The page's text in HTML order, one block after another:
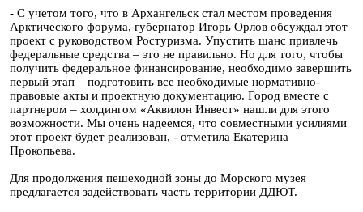
- С учетом того, что в Архангельск стал местом проведения
Арктического форума, губернатор Игорь Орлов обсуждал этот
проект с руководством Ростуризма. Упустить шанс привлечь
федеральные средства – это не правильно. Но для того, чтобы
получить федеральное финансирование, необходимо завершить
первый этап – подготовить все необходимые нормативно-
правовые акты и проектную документацию. Город вместе с
партнером – холдингом «Аквилон Инвест» нашли для этого
возможности. Мы очень надеемся, что совместными усилиями
этот проект будет реализован, - отметила Екатерина
Прокопьева.
Для продолжения пешеходной зоны до Морского музея
предлагается задействовать часть территории ДДЮТ.